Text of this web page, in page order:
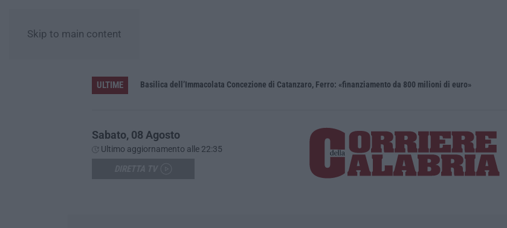
Skip to main content
ULTIME Basilica dell’Immacolata Concezione di Catanzaro, Ferro: «finanziamento da 800 milioni di euro»
Sabato, 08 Agosto
Ultimo aggiornamento alle 22:35